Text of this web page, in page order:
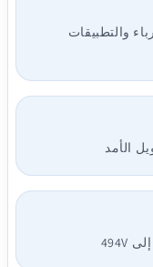
والتطبيقات
الأمد